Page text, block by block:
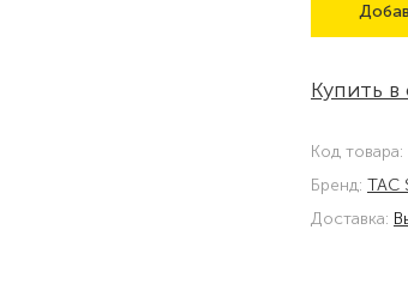
Купить
Код товара:
Бренд: TAC
Доставка: